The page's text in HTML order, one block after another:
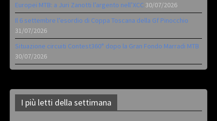
Europei MTB: a Juri Zanotti l’argento nell’XCC 30/07/2026
Il 6 settembre l’esordio di Coppa Toscana della Gf Pinocchio
31/07/2026
Situazione circuiti Contest360° dopo la Gran Fondo Marradi MTB
30/07/2026
I più letti della settimana